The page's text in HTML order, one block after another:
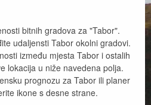
bitnih gradova za "Tabor".
udaljensti Tabor okolni gradovi.
između mjesta Tabor i ostalih
lokacija u niže navedena polja.
prognozu za Tabor ili planer
ikone s desne strane.